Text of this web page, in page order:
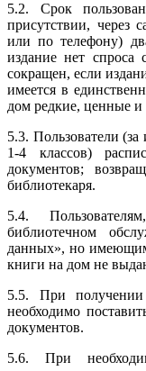
5.2. Срок
присутствии, через
или по телефону)
издание нет спроса
сокращен, если
имеется в
дом редкие, ценные и
5.3. Пользователи
1-4 классов)
документов;
библиотекаря.
5.4.
библиотечном
данных», но имеющим
книги на дом не
5.5. При получении
необходимо
документов.
5.6. При